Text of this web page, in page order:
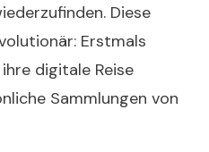
Diese
Erstmals
digitale Reise
Sammlungen von